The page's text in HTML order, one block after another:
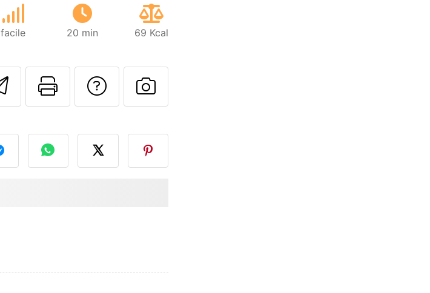
facile 20 min 69 Kcal
Envoyer cette recette à un ami
Imprimer cette page
Poser une question à l'auteur
Publier votre photo de cette